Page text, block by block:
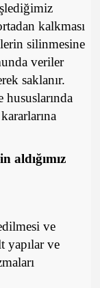
kalkması
silinmesine
veriler
saklanır.
aldığımız
ve
yapılar ve